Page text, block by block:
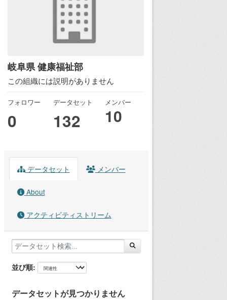
岐阜県 健康福祉部
この組織には説明がありません
フォロワー
0
データセット
132
メンバー
10
データセット メンバー
About
アクティビティストリーム
並び順
データセットが見つかりません